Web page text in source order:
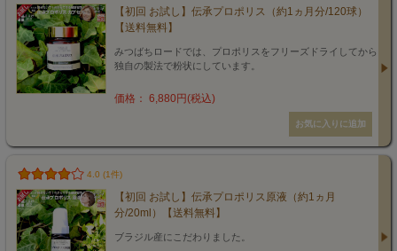
【初回 お試し】伝承プロポリス（約1ヵ月分/120球）
【送料無料】
みつばちロードでは、プロポリスをフリーズドライしてから
独自の製法で粉状にしています。
価格： 6,880円(税込)
4.0 (1件)
【初回 お試し】伝承プロポリス原液（約1ヵ月
分/20ml）【送料無料】
ブラジル産にこだわりました。